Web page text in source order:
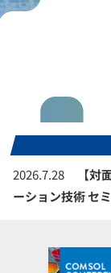
2026.7.28
【
ーション技術 セ